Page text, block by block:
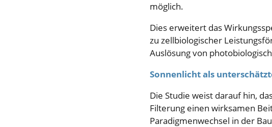
möglich.
Dies erweitert das
zu zellbiologischer
Auslösung von
Sonnenlicht als
Die Studie weist darauf hin,
Filterung einen wirksamen
Paradigmenwechsel in der